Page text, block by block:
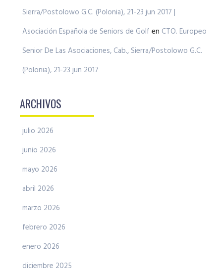
Sierra/Postolowo G.C. (Polonia), 21-23 jun 2017 |
Asociación Española de Seniors de Golf en CTO. Europeo
Senior De Las Asociaciones, Cab., Sierra/Postolowo G.C.
(Polonia), 21-23 jun 2017
ARCHIVOS
julio 2026
junio 2026
mayo 2026
abril 2026
marzo 2026
febrero 2026
enero 2026
diciembre 2025